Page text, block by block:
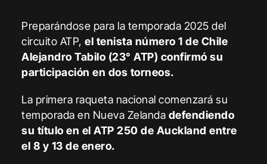
Preparándose para la temporada 2025 del
circuito ATP,el tenista número 1 de Chile
Alejandro Tabilo (23° ATP) confirmó su
participación en dos torneos.
La primera raqueta nacional comenzará su
temporada en Nueva Zelanda defendiendo
su título en el ATP 250 de Auckland entre
el 8 y 13 de enero.